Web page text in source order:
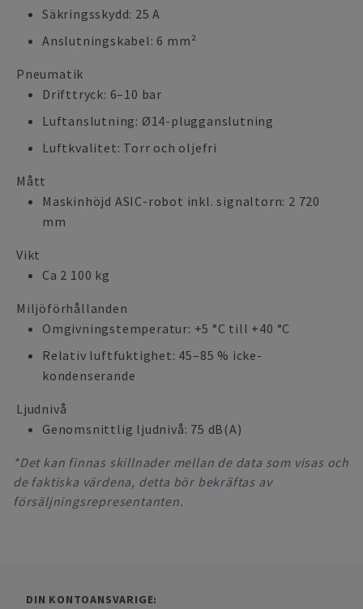
Säkringsskydd: 25 A
Anslutningskabel: 6 mm²
Pneumatik
Drifttryck: 6–10 bar
Luftanslutning: Ø14-plugganslutning
Luftkvalitet: Torr och oljefri
Mått
Maskinhöjd ASIC-robot inkl. signaltorn: 2 720
mm
Vikt
Ca 2 100 kg
Miljöförhållanden
Omgivningstemperatur: +5 °C till +40 °C
Relativ luftfuktighet: 45–85 % icke-
kondenserande
Ljudnivå
Genomsnittlig ljudnivå: 75 dB(A)
*Det kan finnas skillnader mellan de data som visas och
de faktiska värdena, detta bör bekräftas av
försäljningsrepresentanten.
DIN KONTOANSVARIGE: